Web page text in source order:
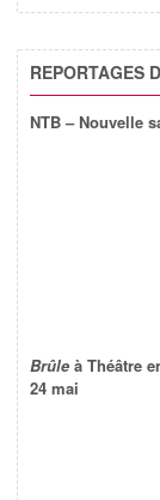
REPORTAGES
NTB – Nouvelle
Brûle à Théâtre
24 mai